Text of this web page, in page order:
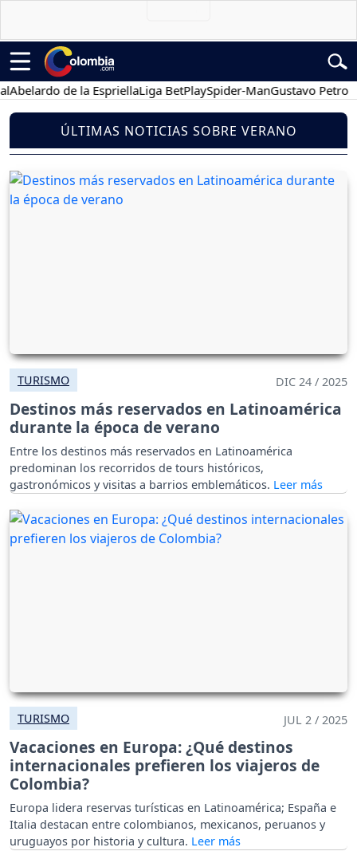
de la EspriellaLiga BetPlaySpider-ManGustavo Petro
ÚLTIMAS NOTICIAS SOBRE VERANO
TURISMO DIC 24 / 2025
Destinos más reservados en Latinoamérica
durante la época de verano
Entre los destinos más reservados en Latinoamérica
predominan los recorridos de tours históricos,
gastronómicos y visitas a barrios emblemáticos.
TURISMO JUL 2 / 2025
Vacaciones en Europa: ¿Qué destinos
internacionales prefieren los viajeros de
Colombia?
Europa lidera reservas turísticas en Latinoamérica; España e
Italia destacan entre colombianos, mexicanos, peruanos y
uruguayos por historia y cultura.